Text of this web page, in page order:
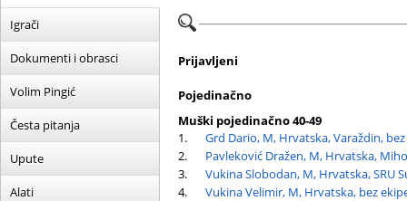
Igrači
Dokumenti i obrasci
Volim Pingić
Česta pitanja
Upute
Alati
Prijavljeni
Pojedinačno
Muški pojedinačno 40-49
1.
Grd Dario, M, Hrvatska, Varaždin,
2.
Pavleković Dražen, M, Hrvatska,
3.
Vukina Slobodan, M, Hrvatska, SRU
4.
Vukina Velimir, M, Hrvatska, bez